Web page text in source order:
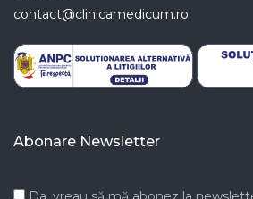
contact@clinicamedicum.ro
Abonare Newsletter